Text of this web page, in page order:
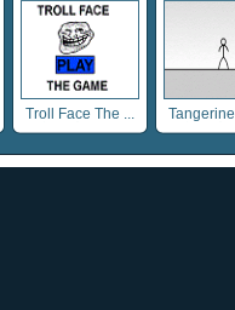
Troll Face The ...